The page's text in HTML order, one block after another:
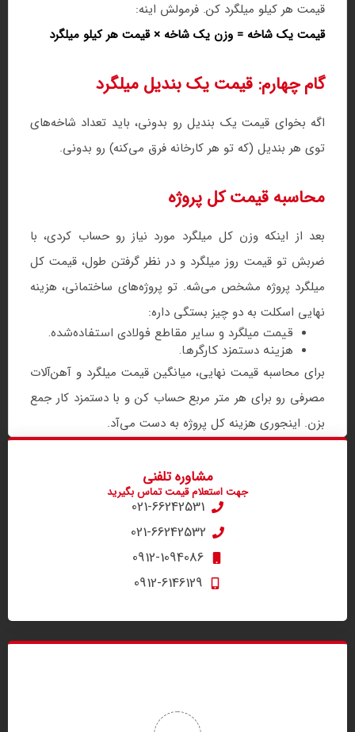
قیمت هر کیلو میلگرد کن. فرمولش اینه:
قیمت یک شاخه = وزن یک شاخه × قیمت هر کیلو میلگرد
گام چهارم: قیمت یک بندیل میلگرد
اگه بخوای قیمت یک بندیل رو بدونی، باید تعداد شاخه‌های
توی هر بندیل (که تو هر کارخانه فرق می‌کنه) رو بدونی.
محاسبه قیمت کل پروژه
بعد از اینکه وزن کل میلگرد مورد نیاز رو حساب کردی، با
ضربش تو قیمت روز میلگرد و در نظر گرفتن طول، قیمت کل
میلگرد پروژه مشخص می‌شه. تو پروژه‌های ساختمانی، هزینه
نهایی اسکلت به دو چیز بستگی داره:
قیمت میلگرد و سایر مقاطع فولادی استفاده‌شده.
هزینه دستمزد کارگرها.
برای محاسبه قیمت نهایی، میانگین قیمت میلگرد و آهن‌آلات
مصرفی رو برای هر متر مربع حساب کن و با دستمزد کار جمع
بزن. اینجوری هزینه کل پروژه به دست می‌آد.
مشاوره تلفنی
جهت استعلام قیمت تماس بگیرید
021-66242531
021-66242532
0912-1094086
0912-6146129